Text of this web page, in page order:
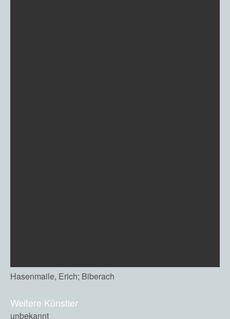
Hasenmaile, Erich; Biberach
Weitere Künstler
unbekannt